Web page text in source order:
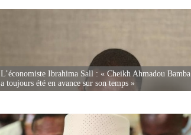
L’économiste Ibrahima Sall : « Cheikh Ahmadou Bamba
a toujours été en avance sur son temps »